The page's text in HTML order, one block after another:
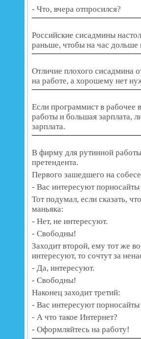
- Что, вчера отпросился?
Российские сисадмины
раньше, чтобы на час дольше
Отличие плохого сисадмина
на работе, а хорошему нет
Если программист в рабочее
работы и большая зарплата,
зарплата.
В фирму для рутинной
претендента.
Первого зашедшего на
- Вас интересуют порносайты
Тот подумал, если сказать,
маньяка:
- Нет, не интересуют.
- Свободны!
Заходит второй, ему тот же
интересуют, то сочтут за
- Да, интересуют.
- Свободны!
Наконец заходит третий:
- Вас интересуют порносайты
- А что такое Интернет?
- Оформляйтесь на работу!